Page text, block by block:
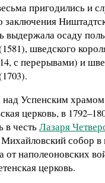
пригодились и
заключения
выдержала осаду
шведского
с перерывами) и
над Успенским
церковь, в
в честьЛазаря
Михайловский собор в
от наполеоновских
церковь.